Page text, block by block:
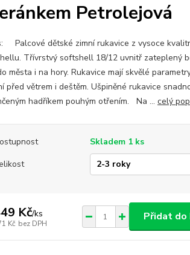
Petrolejová
Palcové dětské zimní rukavice z vysoce
Třívrstvý softshell 18/12 uvnitř zateplený
města i na hory. Rukavice mají skvělé
před větrem i deštěm. Ušpiněné rukavice
hadříkem pouhým otřením. Na ... celý
Skladem 1 ks
Kč/ks
Kč bez DPH
Přidat do